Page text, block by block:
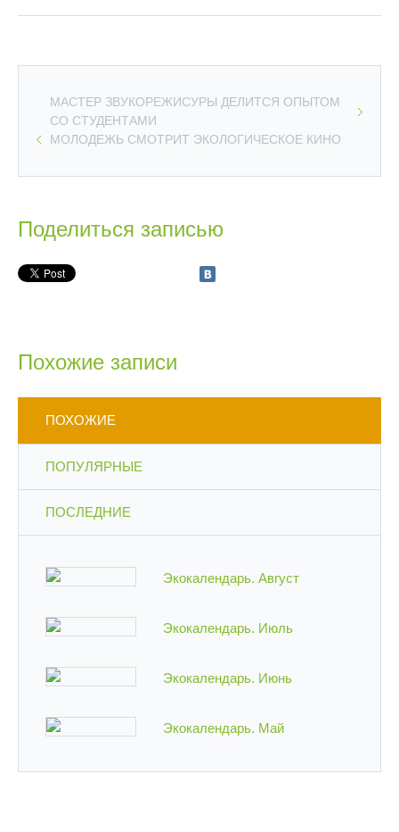
МАСТЕР ЗВУКОРЕЖИСУРЫ ДЕЛИТСЯ ОПЫТОМ
СО СТУДЕНТАМИ
МОЛОДЕЖЬ СМОТРИТ ЭКОЛОГИЧЕСКОЕ КИНО
Поделиться записью
Похожие записи
ПОХОЖИЕ
ПОПУЛЯРНЫЕ
ПОСЛЕДНИЕ
Экокалендарь. Август
Экокалендарь. Июль
Экокалендарь. Июнь
Экокалендарь. Май